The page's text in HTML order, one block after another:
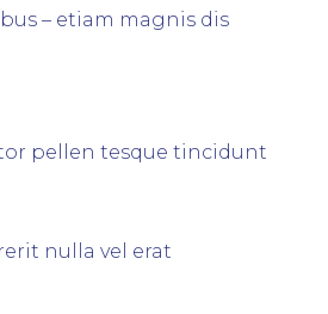
– etiam magnis dis
pellen tesque tincidunt
nulla vel erat